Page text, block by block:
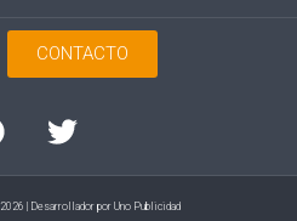
CONTACTO
| Desarrollador por Uno Publicidad